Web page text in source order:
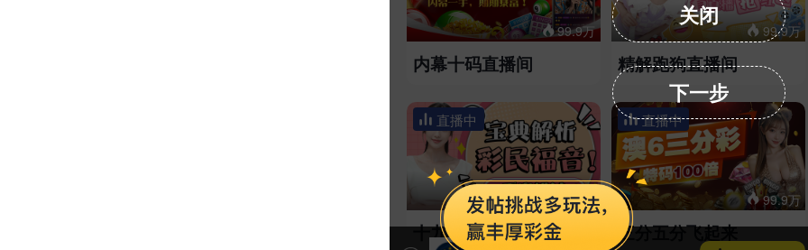
99.9万
内幕十码直播间
99.9万
精解跑狗直播间
直播中
99.9万
十九美女解宝典
直播中
99.9万
三分五分飞起来
关闭
下一步